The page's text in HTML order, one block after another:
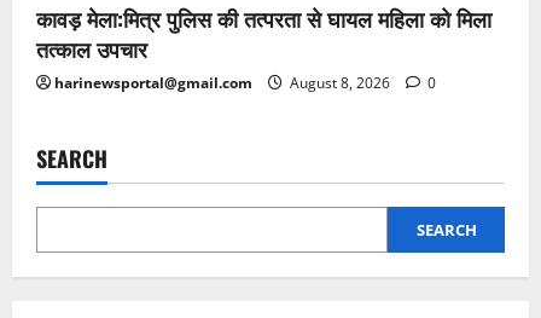
कावड़ मेला:मित्र पुलिस की तत्परता से घायल महिला को मिला
तत्काल उपचार
harinewsportal@gmail.com August 8, 2026 0
SEARCH
SEARCH